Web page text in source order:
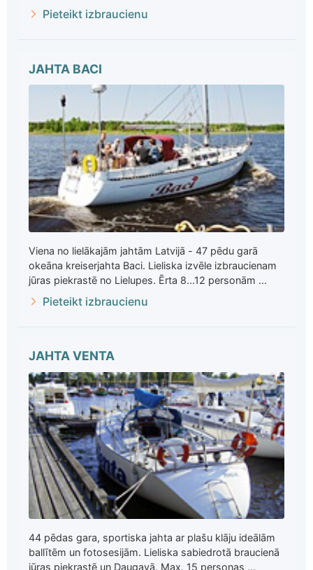
Pieteikt izbraucienu
JAHTA BACI
Viena no lielākajām jahtām Latvijā - 47 pēdu garā
okeāna kreiserjahta Baci. Lieliska izvēle izbraucienam
jūras piekrastē no Lielupes. Ērta 8...12 personām ...
Pieteikt izbraucienu
JAHTA VENTA
44 pēdas gara, sportiska jahta ar plašu klāju ideālām
ballītēm un fotosesijām. Lieliska sabiedrotā braucienā
jūras piekrastē un Daugavā. Max. 15 personas ...